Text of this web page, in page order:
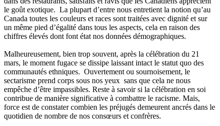
le goût exotique. La plupart d’entre nous entretient la notion qu’au
Canada toutes les couleurs et races sont traitées avec dignité et sur
un même pied d’égalité dans tous les aspects, cela en raison des
chiffres élevés dont font état nos données démographiques.
Malheureusement, bien trop souvent, après la célébration du 21
mars, le moment fugace se dissipe laissant intact le statut quo des
communautés ethniques. Ouvertement ou sournoisement, le
sectarisme prend corps sous nos yeux sans que cela ne nous
empêche d’être impassibles. Reste à savoirsi la célébration en soi
contribue de manière significative à combattre le racisme. Mais,
force est de constater combien les préjugés demeurent ancrés dans le
quotidien de nombre de nos consœurs et confrères.